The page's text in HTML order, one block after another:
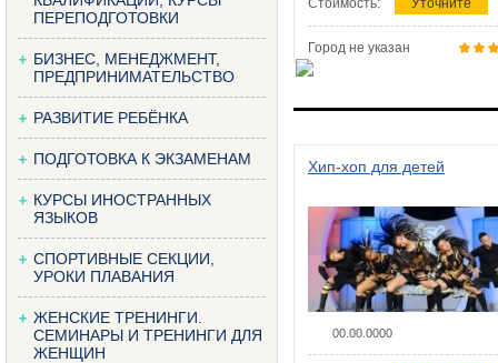
ПЕРЕПОДГОТОВКИ
БИЗНЕС, МЕНЕДЖМЕНТ,
ПРЕДПРИНИМАТЕЛЬСТВО
РАЗВИТИЕ РЕБЁНКА
ПОДГОТОВКА К ЭКЗАМЕНАМ
КУРСЫ ИНОСТРАННЫХ
ЯЗЫКОВ
СПОРТИВНЫЕ СЕКЦИИ,
УРОКИ ПЛАВАНИЯ
ЖЕНСКИЕ ТРЕНИНГИ.
СЕМИНАРЫ И ТРЕНИНГИ ДЛЯ
ЖЕНЩИН
Стоимость: Уточните
Город не указан
Хип-хоп для детей
00.00.0000